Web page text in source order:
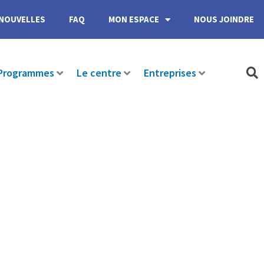
FAQ MON ESPACE NOUS JOINDRE
Le centre Entreprises